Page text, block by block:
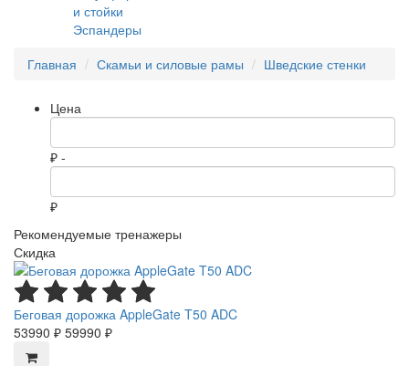
и стойки
Эспандеры
Главная
Скамьи и силовые рамы Шведские стенки
Цена
₽ -
₽
Рекомендуемые тренажеры
Скидка
Беговая дорожка AppleGate T50 ADC
53990 ₽ 59990 ₽